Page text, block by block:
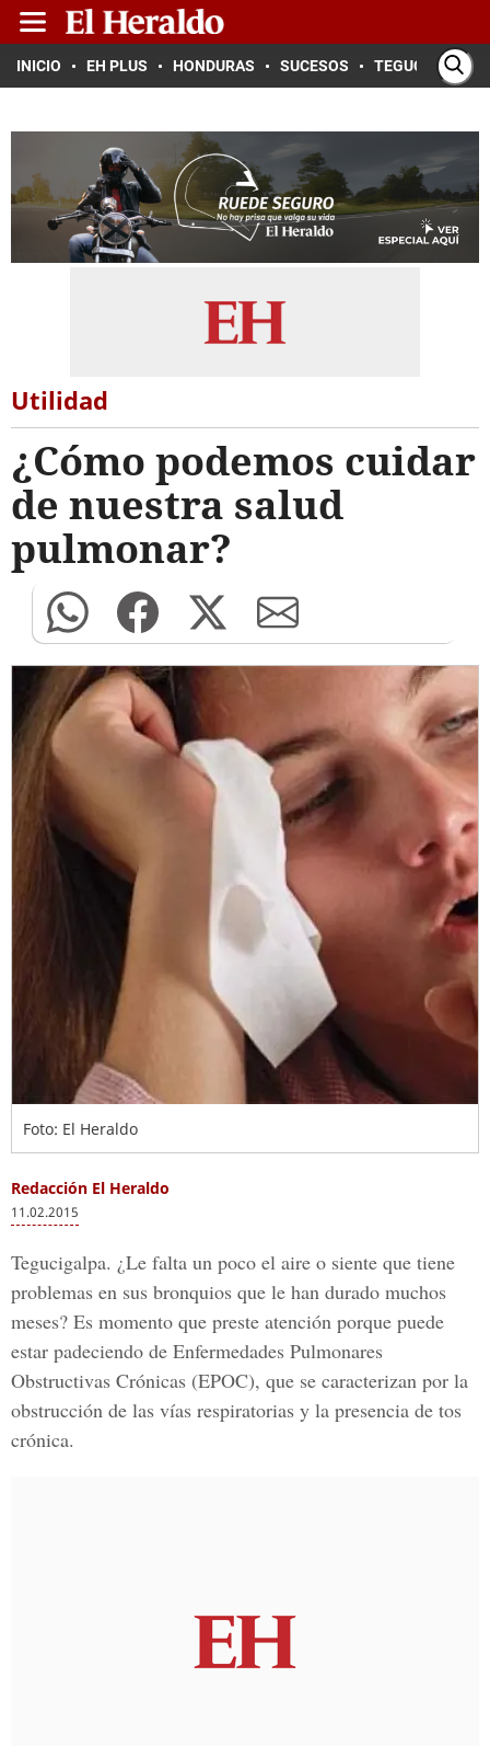
INICIO EH PLUS HONDURAS SUCESOS TEGUCIGALPA
Utilidad
¿Cómo podemos cuidar
de nuestra salud
pulmonar?
Foto: El Heraldo
Redacción El Heraldo
11.02.2015
Tegucigalpa. ¿Le falta un poco el aire o siente que tiene
problemas en sus bronquios que le han durado muchos
meses? Es momento que preste atención porque puede
estar padeciendo de Enfermedades Pulmonares
Obstructivas Crónicas (EPOC), que se caracterizan por la
obstrucción de las vías respiratorias y la presencia de tos
crónica.